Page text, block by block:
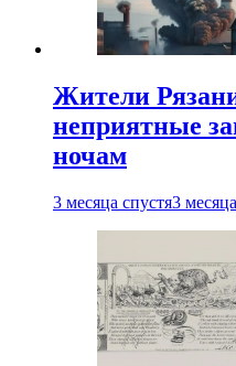
Жители
неприятные
ночам
3 месяца спустя3